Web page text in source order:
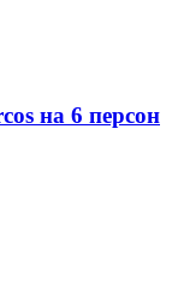
на 6 персон